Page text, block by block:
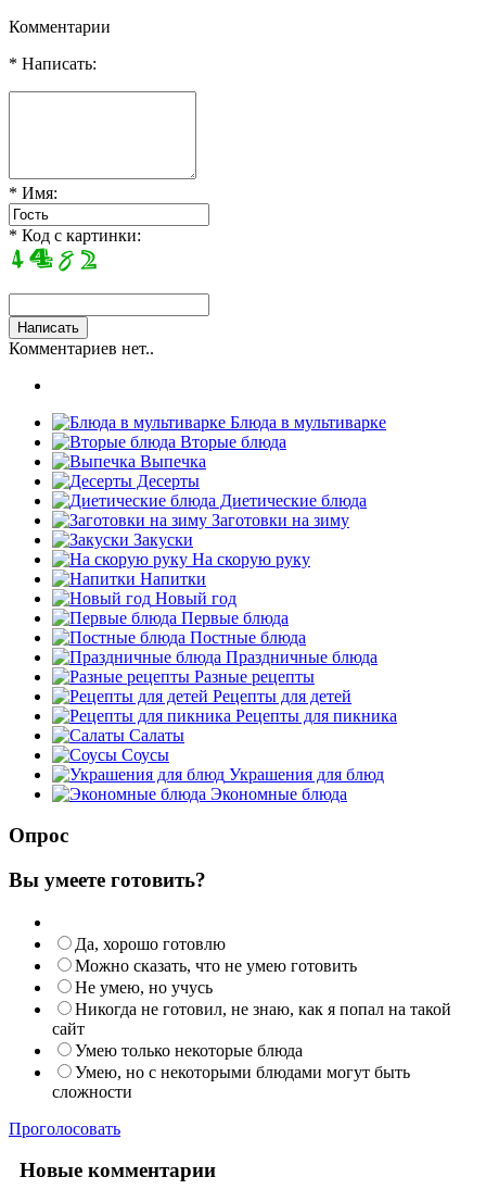
Комментарии
* Написать:
* Имя:
* Код с картинки:
Комментариев нет..
Блюда в мультиварке
Вторые блюда
Выпечка
Десерты
Диетические блюда
Заготовки на зиму
Закуски
На скорую руку
Напитки
Новый год
Первые блюда
Постные блюда
Праздничные блюда
Разные рецепты
Рецепты для детей
Рецепты для пикника
Салаты
Соусы
Украшения для блюд
Экономные блюда
Опрос
Вы умеете готовить?
Да, хорошо готовлю
Можно сказать, что не умею готовить
Не умею, но учусь
Никогда не готовил, не знаю, как я попал на такой
сайт
Умею только некоторые блюда
Умею, но с некоторыми блюдами могут быть
сложности
Проголосовать
Новые комментарии